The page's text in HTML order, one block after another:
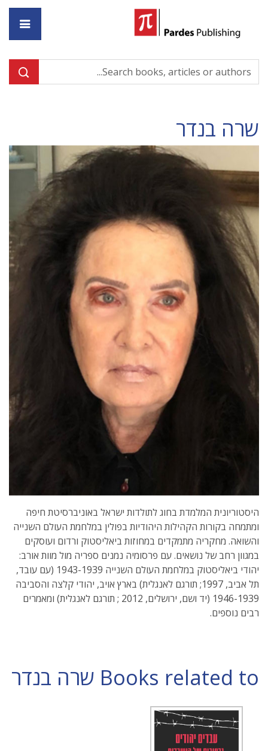
שרה בנדר
היסטוריונית המלמדת בחוג לתולדות ישראל באוניברסיטת חיפה
ומתמחה בקורות הקהילות היהודיות בפולין במלחמת העולם השנייה
והשואה. מחקריה מתמקדים במחוזות ביאליסטוק ורדום ועוסקים
במגוון רחב של נושאים. עם פרסומיה נמנים ספריה מול מוות אורב:
יהודי ביאליסטוק במלחמת העולם השנייה 1943-1939 (עם עובד,
תל אביב, 1997; תורגם לאנגלית) בארץ אויב, יהודי קלצה והסביבה
1946-1939 (יד ושם, ירושלים, 2012 ; תורגם לאנגלית) ומאמרים
רבים נוספים.
Books related to שרה בנדר